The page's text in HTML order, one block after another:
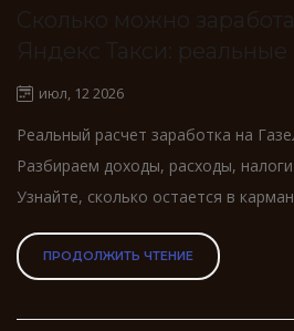
Сколько можно
Яндекс Такси:
расходы
июл, 12 2026
Реальный расчет заработка на
Разбираем доходы, расходы,
Узнайте, сколько остается в
ремонта.
ПРОДОЛЖИТЬ ЧТЕНИЕ